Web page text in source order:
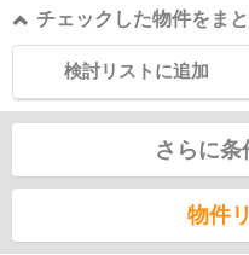
チェックした物件をま
検討リストに追加
さらに条
物件